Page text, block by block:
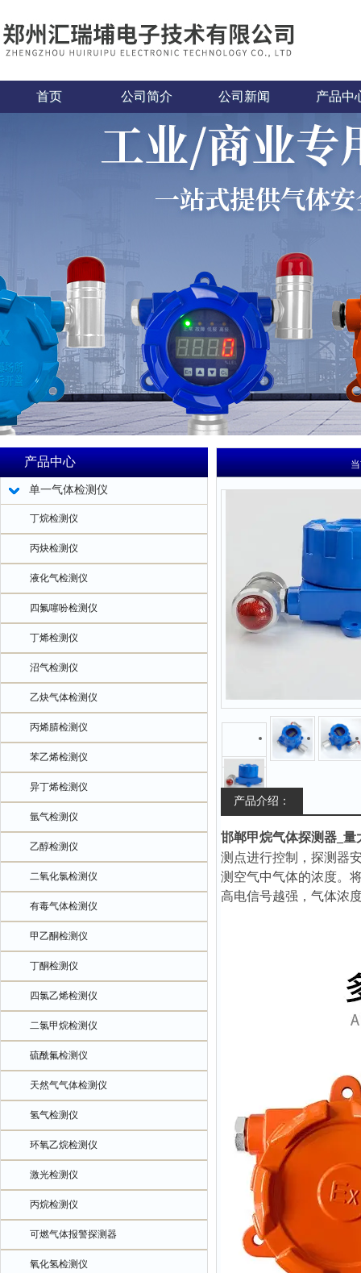
首页 公司简介 公司新闻 产品中
产品中心
单一气体检测仪
丁烷检测仪
丙炔检测仪
液化气检测仪
四氟噻吩检测仪
丁烯检测仪
沼气检测仪
乙炔气体检测仪
丙烯腈检测仪
苯乙烯检测仪
异丁烯检测仪
氩气检测仪
乙醇检测仪
二氧化氯检测仪
有毒气体检测仪
甲乙酮检测仪
丁酮检测仪
四氯乙烯检测仪
二氯甲烷检测仪
硫酰氟检测仪
天然气气体检测仪
氢气检测仪
环氧乙烷检测仪
激光检测仪
丙烷检测仪
可燃气体报警探测器
氧化氢检测仪
产品介绍：
邯郸甲烷气体探测器_量
测点进行控制，探测器
测空气中气体的浓度。
高电信号越强，气体浓